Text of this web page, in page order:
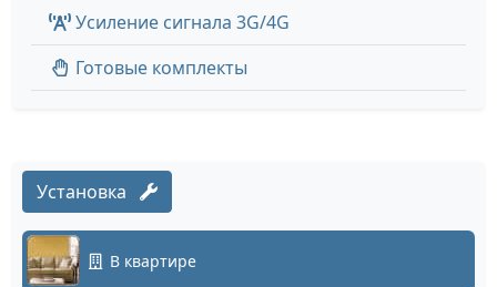
Усиление сигнала 3G/4G
Готовые комплекты
Установка
В квартире